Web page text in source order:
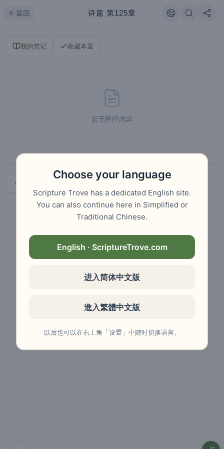
返回 诗篇 第125章
我的笔记 收藏本章
暂无释经内容
Choose your language
Scripture Trove has a dedicated English site.
You can also continue here in Simplified or
Traditional Chinese.
English · ScriptureTrove.com
进入简体中文版
進入繁體中文版
以后也可以在右上角「设置」中随时切换语言。